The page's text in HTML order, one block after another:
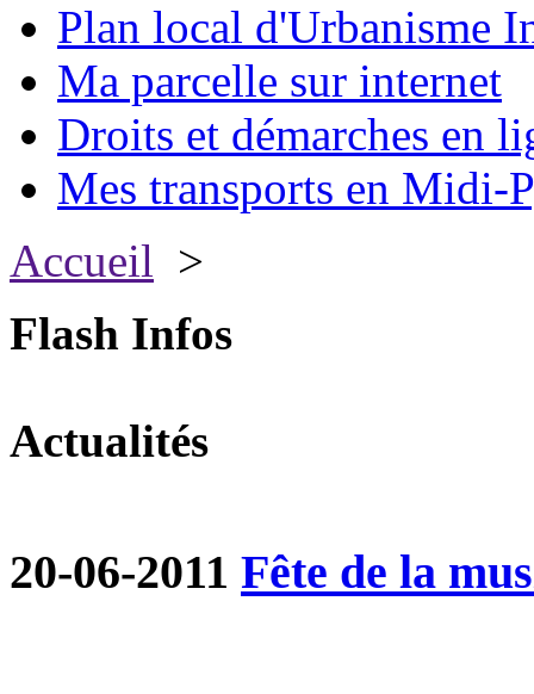
Plan local d'Urbanisme
Ma parcelle sur internet
Droits et démarches en
Mes transports en Midi-
Accueil >
Flash Infos
Actualités
20-06-2011 Fête de la